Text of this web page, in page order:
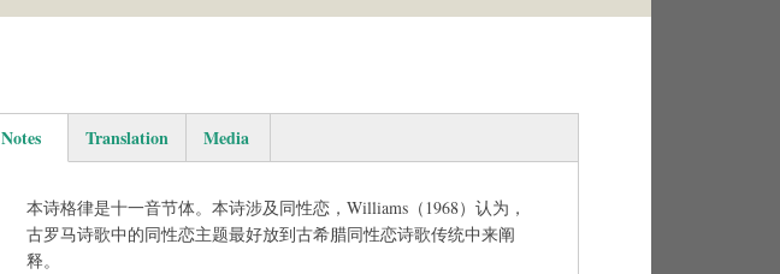
Notes
(active tab)
Translation Media
本诗格律是十一音节体。本诗涉及同性恋，Williams（1968）认为，
古罗马诗歌中的同性恋主题最好放到古希腊同性恋诗歌传统中来阐
释。